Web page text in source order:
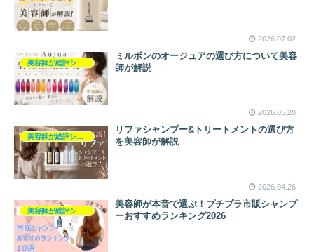
2026.07.02
ミルボンのオージュアの選び方について美容
師が解説
2026.05.28
美容師が総評シャンプー
リファシャンプー&トリートメントの選び方
を美容師が解説
2026.04.26
美容師が本音で選ぶ！プチプラ市販シャンプ
ーおすすめランキング2026